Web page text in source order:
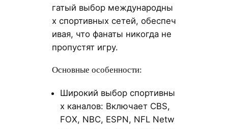
гатый выбор международны
х спортивных сетей, обеспеч
ивая, что фанаты никогда не
пропустят игру.
Основные особенности:
Широкий выбор спортивны
х каналов: Включает CBS,
FOX, NBC, ESPN, NFL Netw